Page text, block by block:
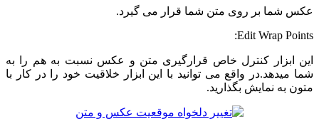
عکس شما بر روی متن شما قرار می گیرد.
Edit Wrap Points:
این ابزار کنترل خاص قرارگیری متن و عکس نسبت به هم را به
شما میدهد.در واقع می توانید با این ابزار خلاقیت خود را در کار با
متون به نمایش بگذارید.